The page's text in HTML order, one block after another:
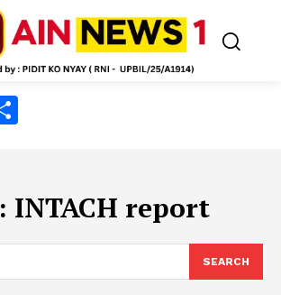
INTACH report
SEARCH